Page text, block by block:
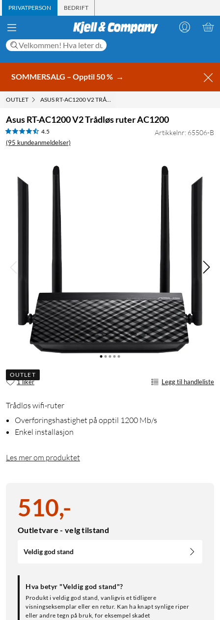
PRIVATPERSON BEDRIFT
SOMMERSALG – Opptil 50 % →
OUTLET ASUS RT-AC1200 V2 TRÅDLØS RUTER AC1200
Asus RT-AC1200 V2 Trådløs ruter AC1200
4.5
(95 kundeanmeldelser)
Artikkelnr: 65506-B
OUTLET
1 liker Legg til handleliste
Trådløs wifi-ruter
Overføringshastighet på opptil 1200 Mb/s
Enkel installasjon
Les mer om produktet
510,-
Outletvare - velg tilstand
Veldig god stand
Hva betyr "Veldig god stand"?
Produkt i veldig god stand, vanligvis et tidligere
visningseksemplar eller en retur. Kan ha knapt synlige riper
eller andre tegn på bruk, for eksempel skadet